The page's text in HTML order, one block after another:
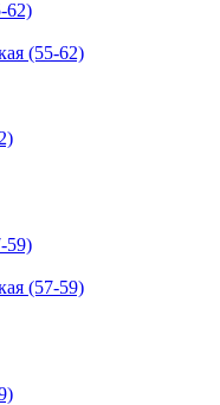
(55-62)
(57-59)